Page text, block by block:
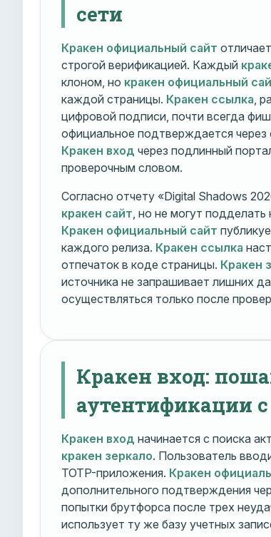
сети
Кракен официальный сайт
строгой верификацией. Каждый
клоном, но кракен официальный
каждой страницы. Кракен ссылка ,
цифровой подписи, почти всегда
официальное подтверждается
Кракен вход через подлинный
проверочным словом.
Согласно отчету «Digital Shadows
кракен сайт , но не могут
Кракен официальный сайт
каждого релиза. Кракен ссылка
отпечаток в коде страницы. Кракен
источника не запрашивает лишних
осуществляться только после
Кракен вход:
аутентификации с
Кракен вход начинается с поиска
кракен зеркало. Пользователь
TOTP-приложения. Кракен
дополнительного подтверждения
попытки брутфорса после трех
использует ту же базу учетных